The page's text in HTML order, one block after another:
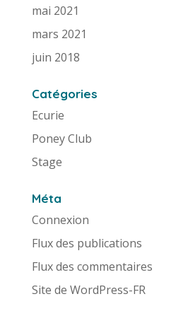
mai 2021
mars 2021
juin 2018
Catégories
Ecurie
Poney Club
Stage
Méta
Connexion
Flux des publications
Flux des commentaires
Site de WordPress-FR